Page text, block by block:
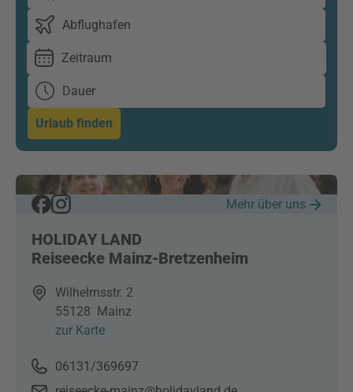
Abflughafen
Zeitraum
Dauer
Urlaub finden
Mehr über uns
HOLIDAY LAND
Reiseecke Mainz-Bretzenheim
Wilhelmsstr. 2
55128 Mainz
zur Karte
06131/369697